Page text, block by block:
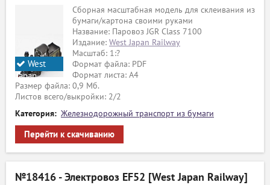
West
Japan
Railway
Сборная масштабная модель для склеивания из
бумаги/картона своими руками
Название: Паровоз JGR Class 7100
Издание: West Japan Railway
Масштаб: 1:?
Формат файла: PDF
Формат листа: А4
Размер файла: 0,9 Мб.
Листов всего/выкройки: 2/2
Категория: Железнодорожный транспорт из бумаги
Перейти к скачиванию
№18416 - Электровоз EF52 [West Japan Railway]